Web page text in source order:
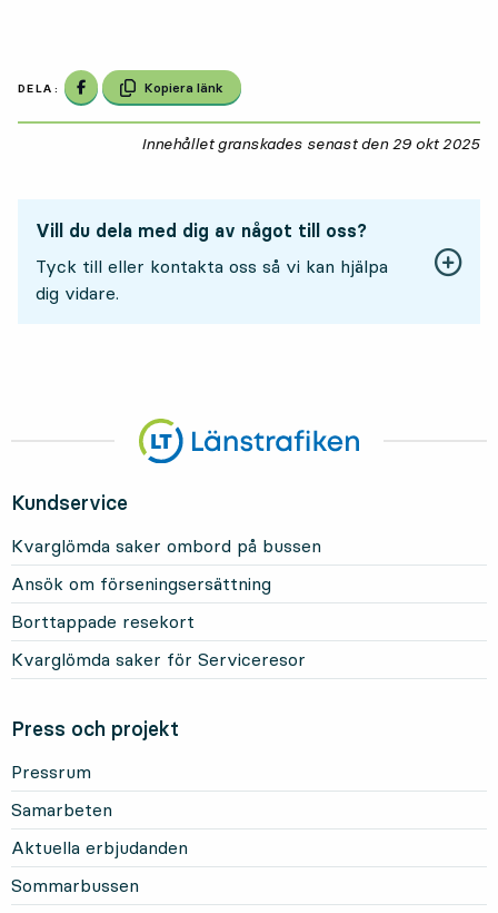
DELA: Dela på Facebook
Kopiera länk
Innehållet granskades senast den 29 okt 2025
Vill du dela med dig av något till oss?
Tyck till eller kontakta oss så vi kan hjälpa
dig vidare.
Kundservice
Kvarglömda saker ombord på bussen
Ansök om förseningsersättning
Borttappade resekort
Kvarglömda saker för Serviceresor
Press och projekt
Pressrum
Samarbeten
Aktuella erbjudanden
Sommarbussen